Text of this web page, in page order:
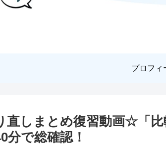
プロフィ
直しまとめ復習動画☆「比
分で総確認！